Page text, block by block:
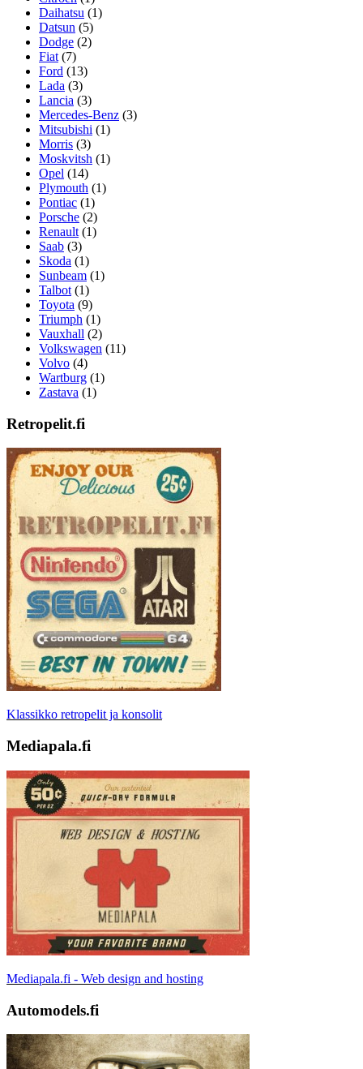
Daihatsu (1)
Datsun (5)
Dodge (2)
Fiat (7)
Ford (13)
Lada (3)
Lancia (3)
Mercedes-Benz (3)
Mitsubishi (1)
Morris (3)
Moskvitsh (1)
Opel (14)
Plymouth (1)
Pontiac (1)
Porsche (2)
Renault (1)
Saab (3)
Skoda (1)
Sunbeam (1)
Talbot (1)
Toyota (9)
Triumph (1)
Vauxhall (2)
Volkswagen (11)
Volvo (4)
Wartburg (1)
Zastava (1)
Retropelit.fi
Klassikko retropelit ja konsolit
Mediapala.fi
Mediapala.fi - Web design and hosting
Automodels.fi